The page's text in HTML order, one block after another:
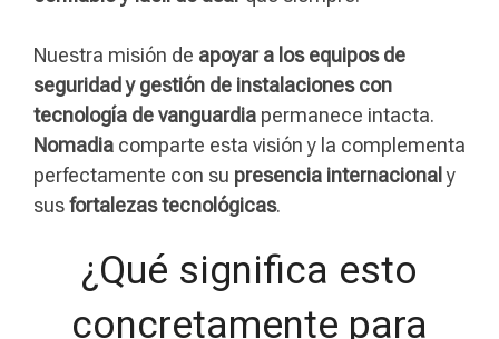
Nuestra misión de apoyar a los equipos de
seguridad y gestión de instalaciones con
tecnología de vanguardia permanece intacta.
Nomadia comparte esta visión y la complementa
perfectamente con su presencia internacional y
susfortalezas tecnológicas.
¿Qué significa esto
concretamente para